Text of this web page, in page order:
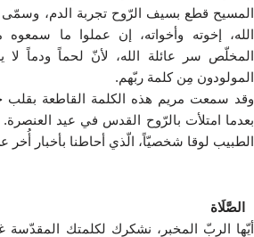
المسيح قطع بسيف الرّوح تجربة الدم،
الله، إخوته وأخواته، إن عملوا ما سمعوه
المخلّص سر عائلة الله، لأنّ لحماً ودماً لا
المولودون مِن كلمة ربّهم.
وقد سمعت مريم هذه الكلمة القاطعة بقلب
بعدما امتلأت بالرّوح القدس في عيد العنصرة.
الطبيب لوقا شخصيّاً، الّذي أحاطنا بأخبار
الصَّلَاة
أيّها الربّ المخبر، نشكرك لكلمتك المقدّسة